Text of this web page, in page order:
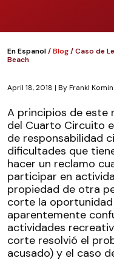
En Espanol/Blog/Caso de
Beach
April 18, 2018 | ByFrankl
Caso
de
Lesiones
por
Patinaje
sirviendo
a
Delray
Beach
A principios de este
del Cuarto Circuito
de responsabilidad
dificultades que
hacer un reclamo
participar en
propiedad de otra
corte la
aparentemente
actividades
corte resolvió el
acusado) y el caso